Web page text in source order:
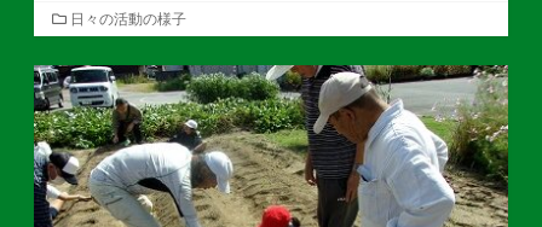
カ
テ
ゴ
リ
ー
日々の活動の様子